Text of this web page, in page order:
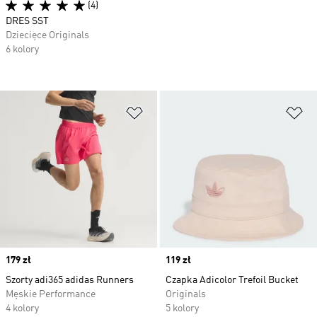
Price
179 zł
Szorty adi365 adidas Runners
Męskie Performance
4 kolory
Price
119 zł
Czapka Adicolor Trefoil Bucket
Originals
5 kolory
(4)
DRES SST
Dziecięce Originals
6 kolory